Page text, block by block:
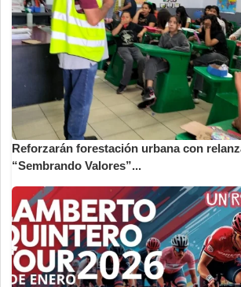
Reforzarán forestación urbana con
“Sembrando Valores”...